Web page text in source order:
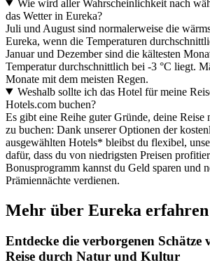
Wie wird aller Wahrscheinlichkeit nach
das Wetter in Eureka?
Juli und August sind normalerweise die
Eureka, wenn die Temperaturen
Januar und Dezember sind die kältesten
Temperatur durchschnittlich bei -3 °C liegt.
Monate mit dem meisten Regen.
Weshalb sollte ich das Hotel für meine
Hotels.com buchen?
Es gibt eine Reihe guter Gründe, deine Reise
zu buchen: Dank unserer Optionen der
ausgewählten Hotels* bleibst du flexibel,
dafür, dass du von niedrigsten Preisen
Bonusprogramm kannst du Geld sparen und
Prämiennächte verdienen.
Mehr über Eureka erfahren
Entdecke die verborgenen
Reise durch Natur und Kultur